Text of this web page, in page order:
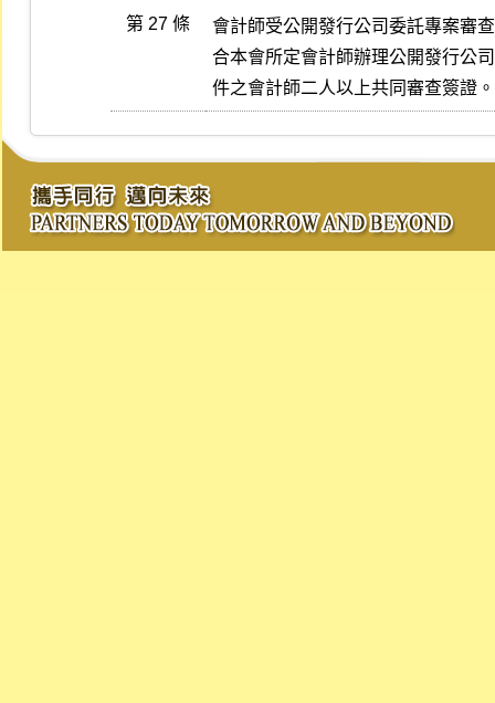
第 27 條
會計師受公開發行公司委託專案審
合本會所定會計師辦理公開發行公
件之會計師二人以上共同審查簽證。